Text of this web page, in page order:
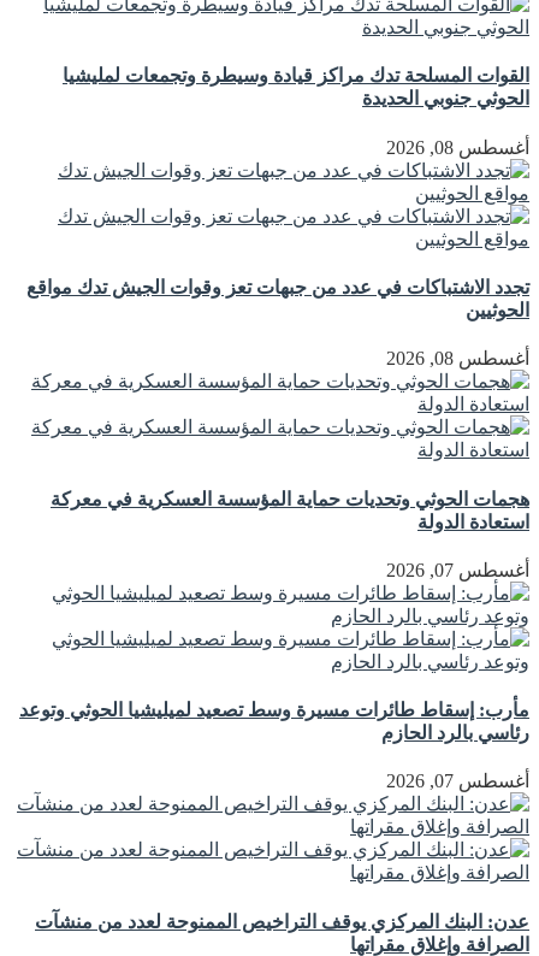
القوات المسلحة تدك مراكز قيادة وسيطرة وتجمعات لمليشيا
الحوثي جنوبي الحديدة
أغسطس 08, 2026
تجدد الاشتباكات في عدد من جبهات تعز وقوات الجيش تدك مواقع
الحوثيين
أغسطس 08, 2026
هجمات الحوثي وتحديات حماية المؤسسة العسكرية في معركة
استعادة الدولة
أغسطس 07, 2026
مأرب: إسقاط طائرات مسيرة وسط تصعيد لميليشيا الحوثي وتوعد
رئاسي بالرد الحازم
أغسطس 07, 2026
عدن: البنك المركزي يوقف التراخيص الممنوحة لعدد من منشآت
الصرافة وإغلاق مقراتها